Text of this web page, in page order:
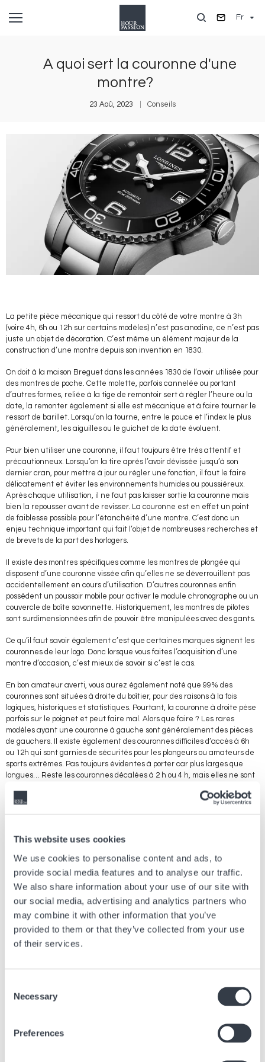
This website uses cookies
We use cookies to personalise content and ads, to
provide social media features and to analyse our traffic.
We also share information about your use of our site with
our social media, advertising and analytics partners who
may combine it with other information that you’ve
provided to them or that they’ve collected from your use
of their services.
Selection
Necessary
Preferences
Fr
A quoi sert la couronne d'une
montre?
23 Aoû, 2023 Conseils
La petite pièce mécanique qui ressort du côté de votre montre à 3h
(voire 4h, 6h ou 12h sur certains modèles) n’est pas anodine, ce n’est pas
juste un objet de décoration. C’est même un élément majeur de la
construction d’une montre depuis son invention en 1830.
On doit à la maison Breguet dans les années 1830 de l’avoir utilisée pour
des montres de poche. Cette molette, parfois cannelée ou portant
d’autres formes, reliée à la tige de remontoir sert à régler l’heure ou la
date, la remonter également si elle est mécanique et à faire tourner le
ressort de barillet. Lorsqu’on la tourne, entre le pouce et l’index le plus
généralement, les aiguilles ou le guichet de la date évoluent.
Pour bien utiliser une couronne, il faut toujours être très attentif et
précautionneux. Lorsqu’on la tire après l’avoir dévissée jusqu’à son
dernier cran, pour mettre à jour ou régler une fonction, il faut le faire
délicatement et éviter les environnements humides ou poussiéreux.
Après chaque utilisation, il ne faut pas laisser sortie la couronne mais
bien la repousser avant de revisser. La couronne est en effet un point
de faiblesse possible pour l’étanchéité d’une montre. C’est donc un
enjeu technique important qui fait l’objet de nombreuses recherches et
de brevets de la part des horlogers.
Il existe des montres spécifiques comme les montres de plongée qui
disposent d’une couronne vissée afin qu’elles ne se déverrouillent pas
accidentellement en cours d’utilisation. D’autres couronnes enfin
possèdent un poussoir mobile pour activer le module chronographe ou un
couvercle de boîte savonnette. Historiquement, les montres de pilotes
sont surdimensionnées afin de pouvoir être manipulées avec des gants.
Ce qu’il faut savoir également c’est que certaines marques signent les
couronnes de leur logo. Donc lorsque vous faites l’acquisition d’une
montre d’occasion, c’est mieux de savoir si c’est le cas.
En bon amateur averti, vous aurez également noté que 99% des
couronnes sont situées à droite du boîtier, pour des raisons à la fois
logiques, historiques et statistiques. Pourtant, la couronne à droite pèse
parfois sur le poignet et peut faire mal. Alors que faire ? Les rares
modèles ayant une couronne à gauche sont généralement des pièces
de gauchers. Il existe également des couronnes difficiles d’accès à 6h
ou 12h qui sont garnies de sécurités pour les plongeurs ou amateurs de
sports extrêmes. Pas toujours évidentes à porter car plus larges que
longues… Reste les couronnes décalées à 2 h ou 4 h, mais elles ne sont
montres sans couronne tel que le propose Rado par exemple avec son
Article précédent
Bienvenue dans l’univers ultra-lumineux de SMASH
21 Juil, 2026
Marques